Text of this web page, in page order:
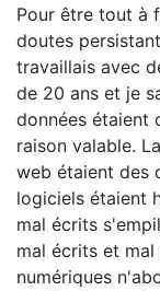
Pour être tout à
doutes
travaillais avec
de 20 ans et je
données étaient
raison valable.
web étaient des
logiciels étaient
mal écrits
mal écrits et
numériques